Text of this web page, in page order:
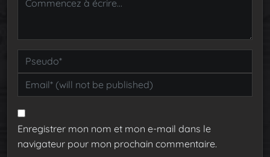
Enregistrer mon nom et mon e-mail dans le
navigateur pour mon prochain commentaire.